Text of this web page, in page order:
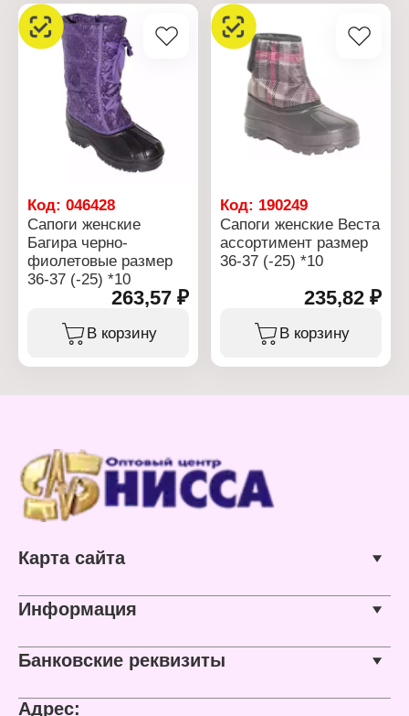
Код: 046428
Сапоги женские
Багира черно-
фиолетовые размер
36-37 (-25) *10
263,57 ₽
В корзину
Код: 190249
Сапоги женские Веста
ассортимент размер
36-37 (-25) *10
235,82 ₽
В корзину
Карта сайта
Информация
Банковские реквизиты
Адрес: